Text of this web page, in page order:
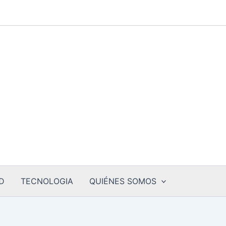
TECNOLOGIA QUIÉNES SOMOS